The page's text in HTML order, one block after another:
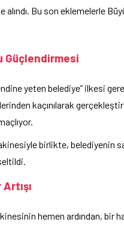
Bu son eklemelerle
Güçlendirmesi
yeten belediye” ilkesi
kaçınılarak
birlikte, belediyenin
hemen ardından, bir